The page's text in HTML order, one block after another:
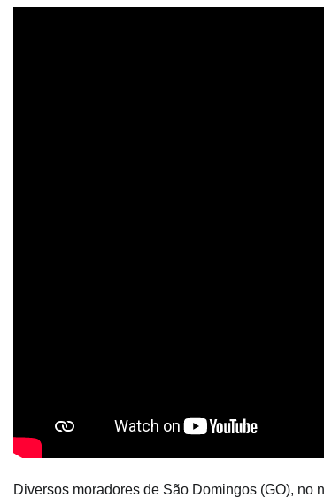
Diversos moradores de São Domingos (GO), no